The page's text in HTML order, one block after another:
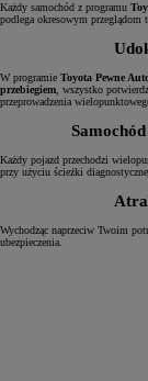
Każdy samochód z programu
podlega okresowym przeglądom
W programie Toyota Pewne
przebiegiem, wszystko
przeprowadzenia
Każdy pojazd przechodzi
przy użyciu ścieżki
Wychodząc naprzeciw Twoim
ubezpieczenia.